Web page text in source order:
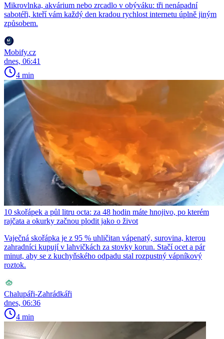
Mikrovlnka, akvárium nebo zrcadlo v obýváku: tři nenápadní
sabotéři, kteří vám každý den kradou rychlost internetu úplně jiným
způsobem.
Mobify.cz
dnes, 06:41
4 min
10 skořápek a půl litru octa: za 48 hodin máte hnojivo, po kterém
rajčata a okurky začnou plodit jako o život
Vaječná skořápka je z 95 % uhličitan vápenatý, surovina, kterou
zahradníci kupují v lahvičkách za stovky korun. Stačí ocet a pár
minut, aby se z kuchyňského odpadu stal rozpustný vápníkový
roztok.
Chalupáři-Zahrádkáři
dnes, 06:36
4 min